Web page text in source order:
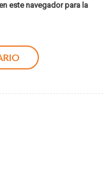
este navegador para la